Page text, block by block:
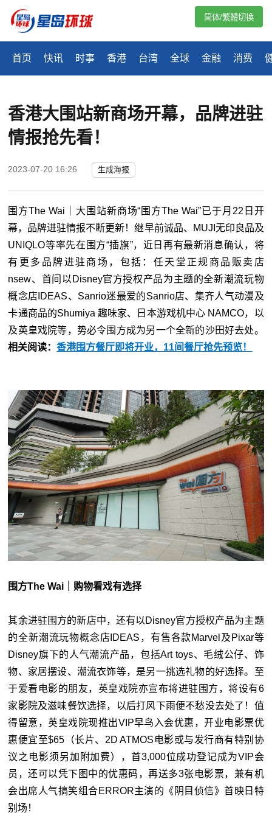
首页 快讯 时事 香港 台湾 全球 金融 消费
简体/繁體切換
香港大围站新商场开幕，品牌进驻
情报抢先看！
2023-07-20 16:26 生成海报
围方The Wai｜大围站新商场“围方The Wai”已于月22日开
幕，品牌进驻情报不断更新！继早前诚品、MUJI无印良品及
UNIQLO等率先在围方“插旗”，近日再有最新消息确认，将
有更多品牌进驻商场，包括：任天堂正规商品贩卖店
nsew、首间以Disney官方授权产品为主题的全新潮流玩物
概念店IDEAS、Sanrio迷最爱的Sanrio店、集齐人气动漫及
卡通商品的Shumiya 趣味家、日本游戏机中心 NAMCO，以
及英皇戏院等，势必令围方成为另一个全新的沙田好去处。
相关阅读：香港围方餐厅即将开业，11间餐厅抢先预览！
围方The Wai｜购物看戏有选择
其余进驻围方的新店中，还有以Disney官方授权产品为主题
的全新潮流玩物概念店IDEAS，有售各款Marvel及Pixar等
Disney旗下的人气潮流产品，包括Art toys、毛绒公仔、饰
物、家居摆设、潮流衣饰等，是另一挑选礼物的好选择。至
于爱看电影的朋友，英皇戏院亦宣布将进驻围方，将设有6
家影院及滋味餐饮选择，以后打风下雨便不愁没去处了！值
得留意，英皇戏院现推出VIP早鸟入会优惠，开业电影票优
惠便宜至$65（长片、2D ATMOS电影或与发行商有特别协
议之电影须另加附加费），首3,000位成功登记成为VIP会
员，还可以凭下图中的优惠码，再送多3张电影票，兼有机
会出席人气搞笑组合ERROR主演的《阴目侦信》首映日特
别场！